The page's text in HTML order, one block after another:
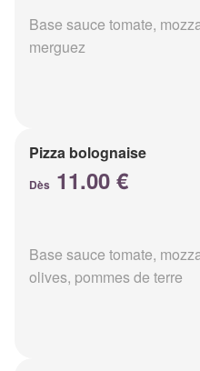
Base sauce tomate,
merguez
Pizza bolognaise
Dès 11.00 €
Base sauce tomate,
olives, pommes de terre